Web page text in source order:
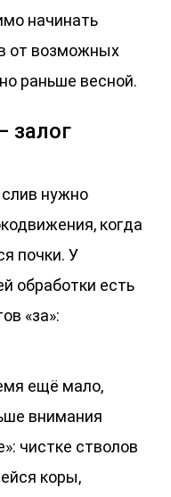
начинать
от возможных
раньше весной.
залог
нужно
когда
почки. У
обработки есть
«за»:
ещё мало,
внимания
чистке стволов
коры,